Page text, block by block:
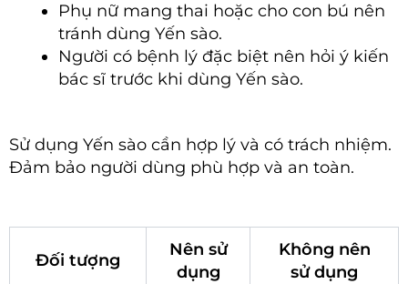
Phụ nữ mang thai hoặc cho con bú nên
tránh dùng Yến sào.
Người có bệnh lý đặc biệt nên hỏi ý kiến
bác sĩ trước khi dùng Yến sào.
Sử dụng Yến sào cần hợp lý và có trách nhiệm.
Đảm bảo người dùng phù hợp và an toàn.
Đối tượng
Nên sử
dụng
Không nên
sử dụng